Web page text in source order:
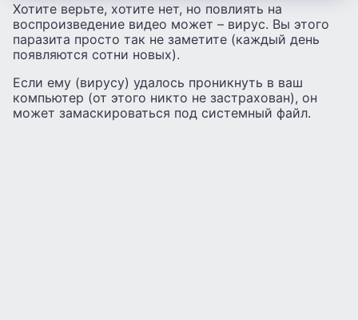
Хотите верьте, хотите нет, но повлиять на
воспроизведение видео может – вирус. Вы этого
паразита просто так не заметите (каждый день
появляются сотни новых).
Если ему (вирусу) удалось проникнуть в ваш
компьютер (от этого никто не застрахован), он
может замаскироваться под системный файл.